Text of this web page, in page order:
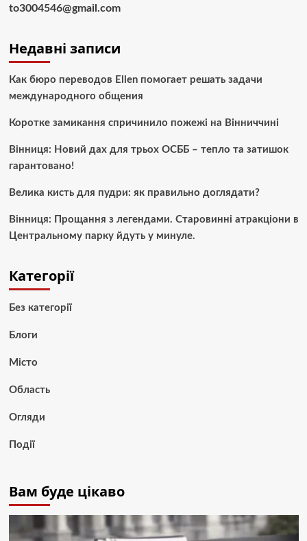
to3004546@gmail.com
Недавні записи
Как бюро переводов Ellen помогает решать задачи
международного общения
Коротке замикання спричинило пожежі на Вінниччині
Вінниця: Новий дах для трьох ОСББ – тепло та затишок
гарантовано!
Велика кисть для пудри: як правильно доглядати?
Вінниця: Прощання з легендами. Старовинні атракціони в
Центральному парку йдуть у минуле.
Категорії
Без категорії
Блоги
Місто
Область
Огляди
Події
Вам буде цікаво